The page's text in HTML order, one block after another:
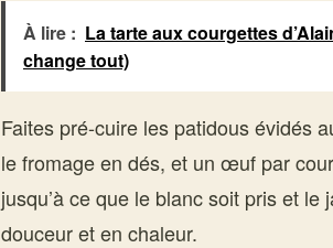
À lire : La tarte aux courgettes
change tout)
Faites pré-cuire les patidous évidés
le fromage en dés, et un œuf par
jusqu’à ce que le blanc soit pris et
douceur et en chaleur.